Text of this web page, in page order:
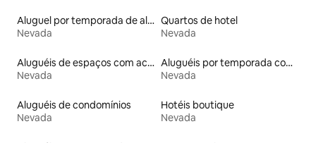
Aluguel por temporada de alojamentos ecológicos
Nevada
Quartos de hotel
Nevada
Aluguéis de espaços com acesso direto a pistas de esqui
Nevada
Aluguéis por temporada com acesso à praia
Nevada
Aluguéis de condomínios
Nevada
Hotéis boutique
Nevada